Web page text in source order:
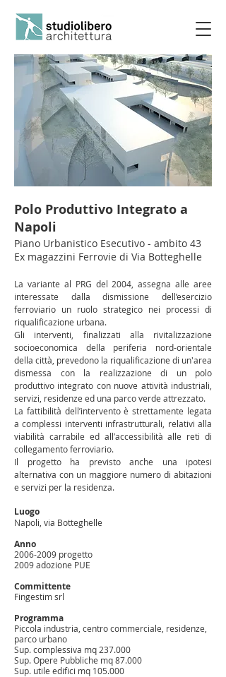
Polo Produttivo Integrato a
Napoli
Piano Urbanistico Esecutivo - ambito 43
Ex magazzini Ferrovie di Via Botteghelle
La variante al PRG del 2004, assegna alle aree
interessate dalla dismissione dell’esercizio
ferroviario un ruolo strategico nei processi di
riqualificazione urbana.
Gli interventi, finalizzati alla rivitalizzazione
socioeconomica della periferia nord-orientale
della città, prevedono la riqualificazione di un'area
dismessa con la realizzazione di un polo
produttivo integrato con nuove attività industriali,
servizi, residenze ed una parco verde attrezzato.
La fattibilità dell’intervento è strettamente legata
a complessi interventi infrastrutturali, relativi alla
viabilità carrabile ed all’accessibilità alle reti di
collegamento ferroviario.
Il progetto ha previsto anche una ipotesi
alternativa con un maggiore numero di abitazioni
e servizi per la residenza.
Luogo
Napoli, via Botteghelle
Anno
2006-2009 progetto
2009 adozione PUE
Committente
Fingestim srl
Programma
Piccola industria, centro commerciale, residenze,
parco urbano
Sup. complessiva mq 237.000
Sup. Opere Pubbliche mq 87.000
Sup. utile edifici mq 105.000